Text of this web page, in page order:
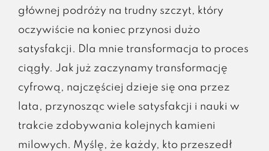
głównej podróży na trudny szczyt, który
oczywiście na koniec przynosi dużo
satysfakcji. Dla mnie transformacja to proces
ciągły. Jak już zaczynamy transformację
cyfrową, najczęściej dzieje się ona przez
lata, przynosząc wiele satysfakcji i nauki w
trakcie zdobywania kolejnych kamieni
milowych. Myślę, że każdy, kto przeszedł